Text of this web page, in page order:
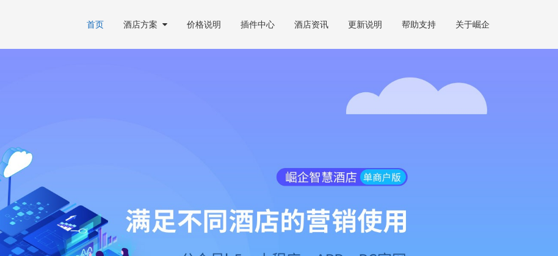
首页 酒店方案 价格说明 插件中心 酒店资讯 更新说明 帮助支持 关于崛企